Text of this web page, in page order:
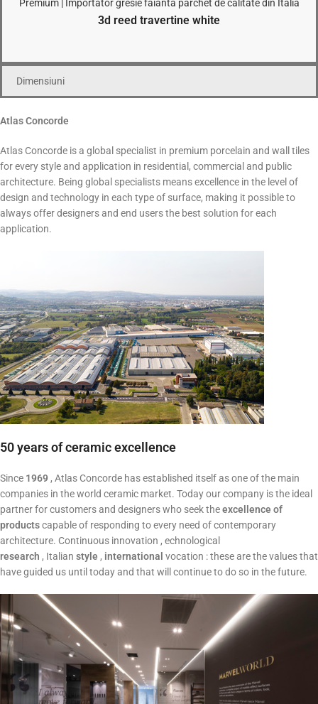
3d reed travertine white
Dimensiuni
Atlas Concorde
Atlas Concorde is a global specialist in premium porcelain and wall tiles
for every style and application in residential, commercial and public
architecture. Being global specialists means excellence in the level of
design and technology in each type of surface, making it possible to
always offer designers and end users the best solution for each
application.
50 years of ceramic excellence
Since 1969 , Atlas Concorde has established itself as one of the main
companies in the world ceramic market. Today our company is the ideal
partner for customers and designers who seek theexcellence of
productscapable of responding to every need of contemporary
architecture. Continuous innovation , echnological
research , Italian style , international vocation : these are the values ​​that
have guided us until today and that will continue to do so in the future.